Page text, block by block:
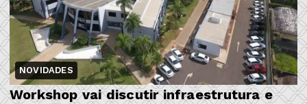
NOVIDADES
Workshop vai discutir infraestrutura e